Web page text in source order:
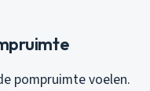
pompruimte voelen.